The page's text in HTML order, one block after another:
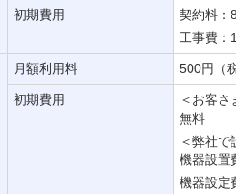
初期費用
契約料：
工事費：
月額利用料 500円（
初期費用
＜お客さ
無料
＜弊社で
機器設
機器設